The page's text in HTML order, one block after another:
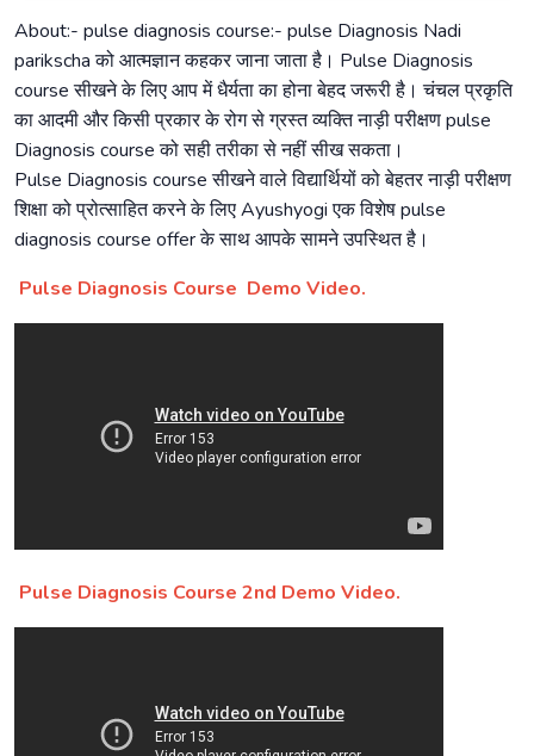
About:- pulse diagnosis course:- pulse Diagnosis Nadi
parikscha को आत्मज्ञान कहकर जाना जाता है। Pulse Diagnosis
course सीखने के लिए आप में धैर्यता का होना बेहद जरूरी है। चंचल प्रकृति
का आदमी और किसी प्रकार के रोग से ग्रस्त व्यक्ति नाड़ी परीक्षण pulse
Diagnosis course को सही तरीका से नहीं सीख सकता।
Pulse Diagnosis course सीखने वाले विद्यार्थियों को बेहतर नाड़ी परीक्षण
शिक्षा को प्रोत्साहित करने के लिए Ayushyogi एक विशेष pulse
diagnosis course offer के साथ आपके सामने उपस्थित है।
Pulse Diagnosis Course Demo Video.
Pulse Diagnosis Course 2nd Demo Video.